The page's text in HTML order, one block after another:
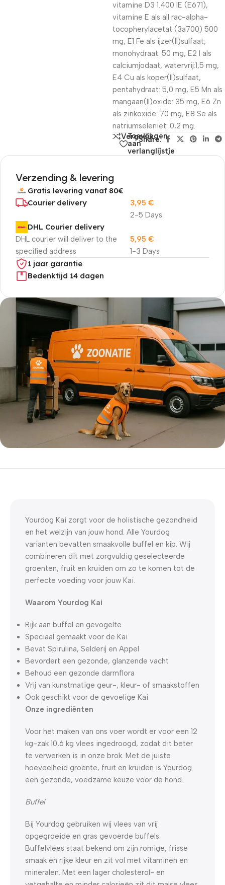
vitamine D3 1.400 IE (E671),
vitamine E als all rac-alpha-
tocopherylacetat (3a700) 500
mg, E1 Fe als ijzer(II)sulfaat,
monohydraat: 50 mg, E2 I als
calciumjodaat, watervrij:1,5 mg,
E4 Cu als koper(II)sulfaat,
pentahydraat: 5,0 mg, E5 Mn als
mangaan(II)oxide: 35 mg, E6 Zn
als zinkoxide: 70 mg, E8 Se als
natriumseleniet: 0,2 mg.
Vergelijk
Toevoegen
aan
verlanglijstje
Share:
Verzending & levering
Gratis levering vanaf 80€
Courier delivery
2-5 Days
3,95 €
DHL Courier delivery
DHL courier will deliver to the
specified address
1-3 Days
5,95 €
1 jaar garantie
Bedenktijd 14 dagen
5% korting met code
Yourdog Kai zorgt voor de holistische gezondheid
en het welzijn van jouw hond. Alle Yourdog
varianten bevatten smaakvolle buffel en kip. Wij
combineren dit met zorgvuldig geselecteerde
groenten, fruit en kruiden om zo te komen tot de
perfecte voeding voor jouw Kai.
Waarom Yourdog Kai
Rijk aan buffel en gevogelte
Speciaal gemaakt voor de Kai
Bevat Spirulina, Selderij en Appel
Bevordert een gezonde, glanzende vacht
Behoud een gezonde darmflora
Vrij van kunstmatige geur-, kleur- of smaakstoffen
Ook geschikt voor de gevoelige Kai
Onze ingrediënten
Voor het maken van ons voer wordt er voor een 12
kg-zak 10,6 kg vlees ingedroogd, zodat dit beter
te verwerken is in onze brok. Met de juiste
hoeveelheid groente, fruit en kruiden is Yourdog
een gezonde, voedzame keuze voor de hond.
Buffel
Bij Yourdog gebruiken wij vlees van vrij
opgegroeide en gras gevoerde buffels.
Buffelvlees staat bekend om zijn romige, frisse
smaak en rijke kleur en zit vol met vitaminen en
mineralen. Met een lager cholesterol- en